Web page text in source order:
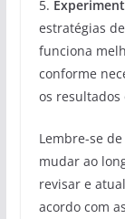
5.
estratégias
funciona
conforme
os resultados
Lembre-se
mudar ao
revisar e
acordo com